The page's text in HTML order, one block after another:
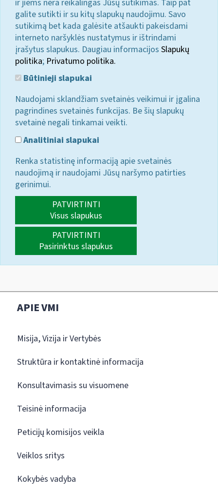
ir jiems nėra reikalingas Jūsų sutikimas. Taip pat
galite sutikti ir su kitų slapukų naudojimu. Savo
sutikimą bet kada galėsite atšaukti pakeisdami
interneto naršyklės nustatymus ir ištrindami
įrašytus slapukus. Daugiau informacijos Slapukų
politika; Privatumo politika.
Būtinieji slapukai
Naudojami sklandžiam svetainės veikimui ir įgalina
pagrindines svetainės funkcijas. Be šių slapukų
svetainė negali tinkamai veikti.
Analitiniai slapukai
Renka statistinę informaciją apie svetainės
naudojimą ir naudojami Jūsų naršymo patirties
gerinimui.
PATVIRTINTI
Visus slapukus
PATVIRTINTI
Pasirinktus slapukus
APIE VMI
Misija, Vizija ir Vertybės
Struktūra ir kontaktinė informacija
Konsultavimasis su visuomene
Teisinė informacija
Peticijų komisijos veikla
Veiklos sritys
Kokybės vadyba